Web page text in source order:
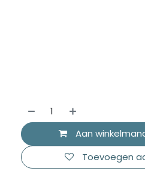
Aan
Toevoegen